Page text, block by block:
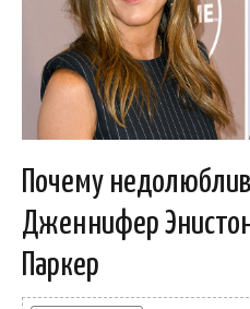
Почему
Дженнифер
Паркер